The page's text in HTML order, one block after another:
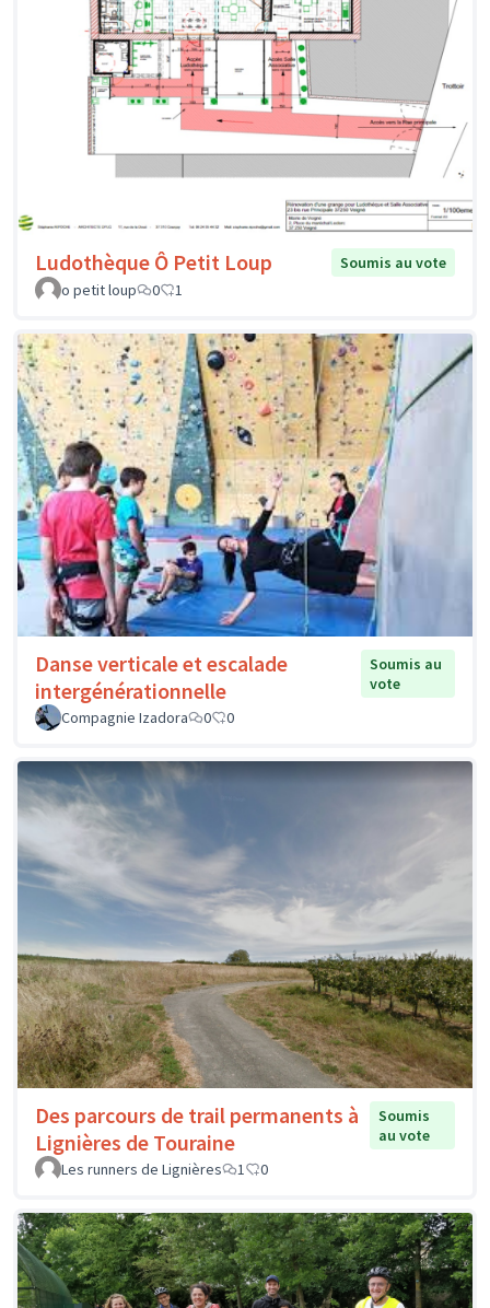
Ludothèque Ô Petit Loup
Soumis au vote
o petit loup
0 1
Danse verticale et escalade
intergénérationnelle
Soumis au
vote
Compagnie Izadora
0 0
Des parcours de trail permanents à
Lignières de Touraine
Soumis
au vote
Les runners de Lignières
1 0